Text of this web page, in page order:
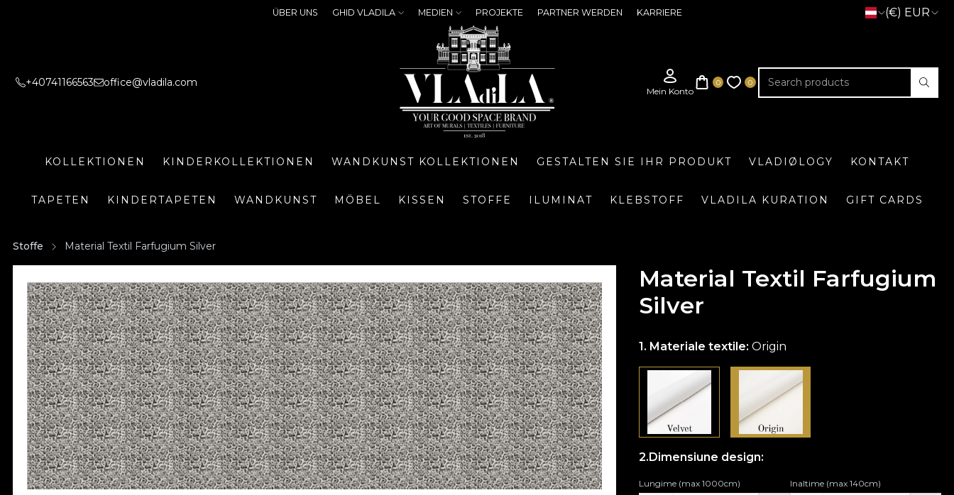
ÜBER UNS GHID VLADILA MEDIEN PROJEKTE PARTNER WERDEN KARRIERE (€) EUR
+40741166563 office@vladila.com
KOLLEKTIONEN KINDERKOLLEKTIONEN WANDKUNST KOLLEKTIONEN GESTALTEN SIE IHR PRODUKT VLADIØLOGY KONTAKT
TAPETEN KINDERTAPETEN WANDKUNST MÖBEL KISSEN STOFFE ILUMINAT KLEBSTOFF VLADILA KURATION GIFT CARDS
Stoffe Material Textil Farfugium Silver
Material Textil Farfugium
Silver
Materiale textile:Origin
Dimensiune design:
Lungime (max 1000cm) Inaltime (max 140cm)